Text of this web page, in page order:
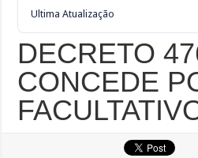
Ultima Atualização
DECRETO
CONCEDE